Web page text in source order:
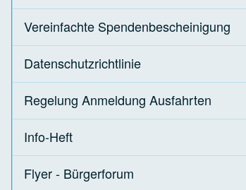
Vereinfachte Spendenbescheinigung
Datenschutzrichtlinie
Regelung Anmeldung Ausfahrten
Info-Heft
Flyer - Bürgerforum